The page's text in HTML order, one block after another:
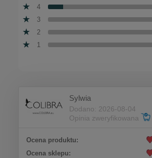
4
3
2
1
Sylwia
Dodano: 2026-08-04
Opinia zweryfikowana
Ocena produktu:
Ocena sklepu: